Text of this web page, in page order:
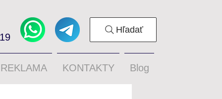
Hľadať
REKLAMA KONTAKTY Blog